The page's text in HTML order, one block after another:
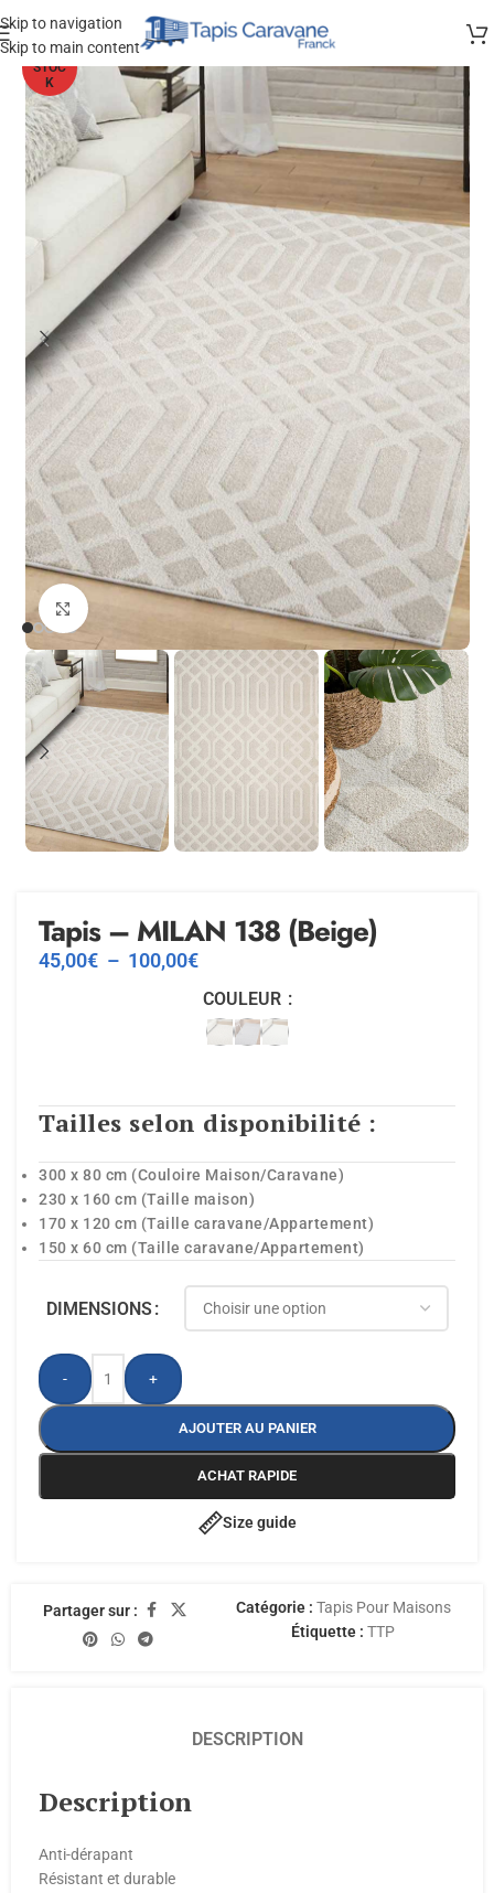
Skip to navigation
Skip to main content
HORS
STOC
K
Agrandir
Tapis – MILAN 138 (Beige)
45,00€ – 100,00€
COULEUR
Tailles selon disponibilité :
300 x 80 cm (Couloire Maison/Caravane)
230 x 160 cm (Taille maison)
170 x 120 cm (Taille caravane/Appartement)
150 x 60 cm (Taille caravane/Appartement)
DIMENSIONS
- +
AJOUTER AU PANIER
ACHAT RAPIDE
Size guide
Partager sur : Catégorie : Tapis Pour Maisons
Étiquette : TTP
DESCRIPTION
Description
Anti-dérapant
Résistant et durable